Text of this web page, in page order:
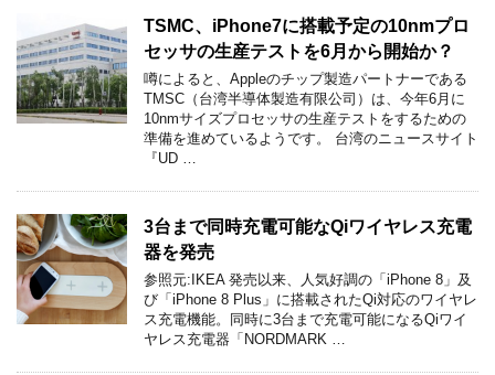
TSMC、iPhone7に搭載予定の10nmプロ
セッサの生産テストを6月から開始か？
噂によると、Appleのチップ製造パートナーである
TMSC（台湾半導体製造有限公司）は、今年6月に
10nmサイズプロセッサの生産テストをするための
準備を進めているようです。 台湾のニュースサイト
『UD …
3台まで同時充電可能なQiワイヤレス充電
器を発売
参照元:IKEA 発売以来、人気好調の「iPhone 8」及
び「iPhone 8 Plus」に搭載されたQi対応のワイヤレ
ス充電機能。同時に3台まで充電可能になるQiワイ
ヤレス充電器「NORDMARK …